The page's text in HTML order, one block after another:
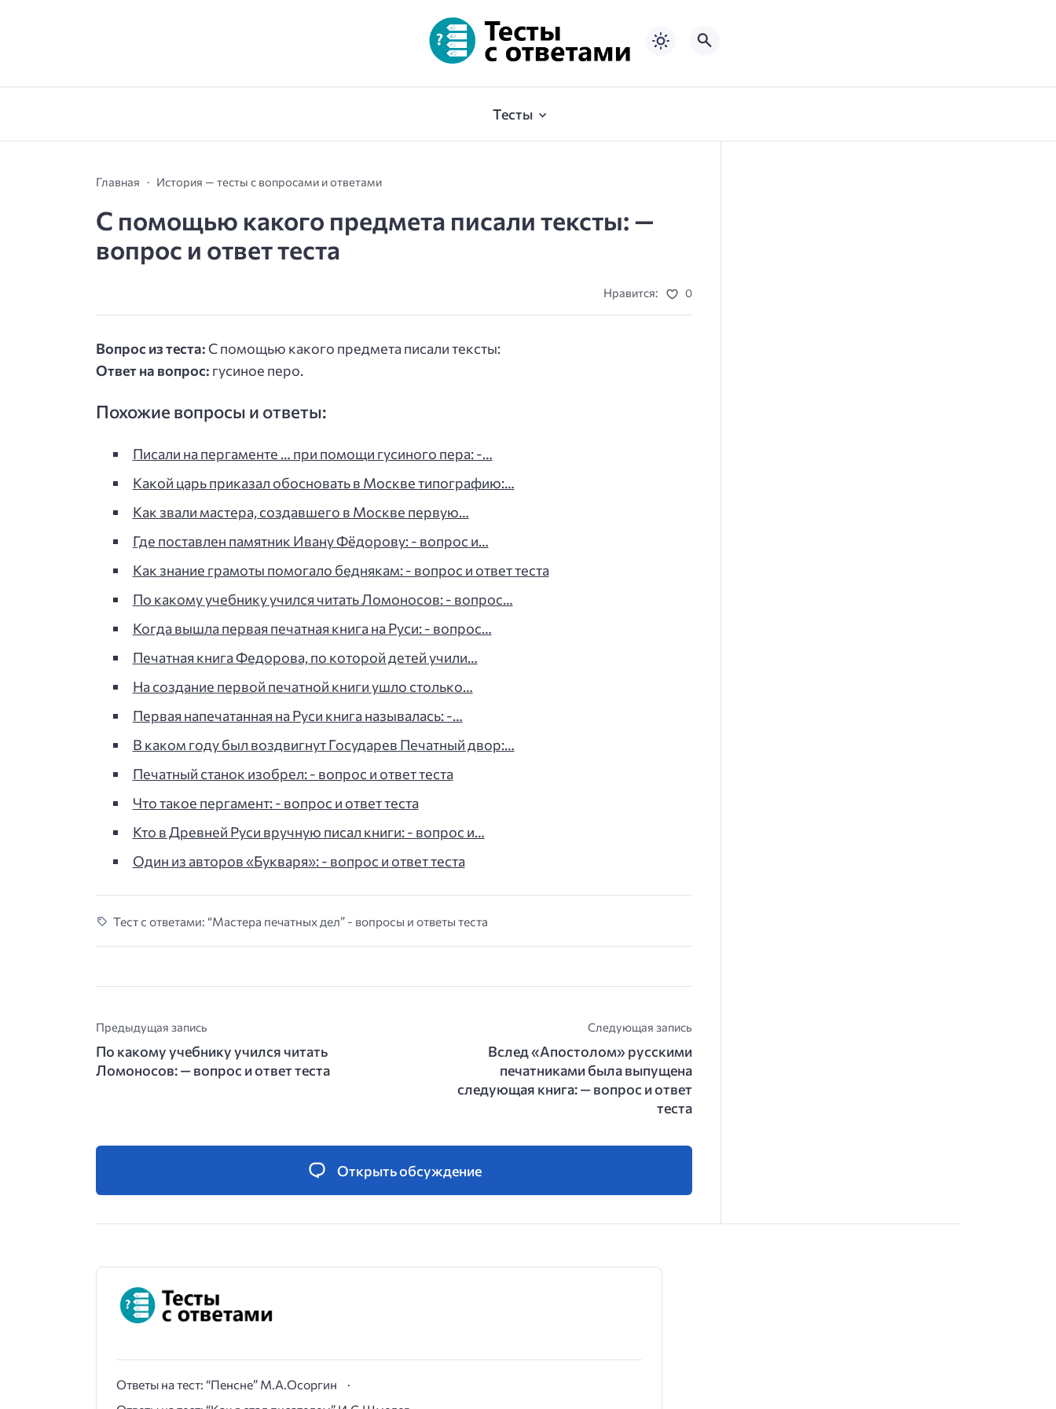
Тесты
Главная История — тесты с вопросами и ответами
С помощью какого предмета писали тексты: —
вопрос и ответ теста
Нравится: 0
Вопрос из теста: С помощью какого предмета писали тексты:
Ответ на вопрос: гусиное перо.
Похожие вопросы и ответы:
Писали на пергаменте … при помощи гусиного пера: -…
Какой царь приказал обосновать в Москве типографию:…
Как звали мастера, создавшего в Москве первую…
Где поставлен памятник Ивану Фёдорову: - вопрос и…
Как знание грамоты помогало беднякам: - вопрос и ответ теста
По какому учебнику учился читать Ломоносов: - вопрос…
Когда вышла первая печатная книга на Руси: - вопрос…
Печатная книга Федорова, по которой детей учили…
На создание первой печатной книги ушло столько…
Первая напечатанная на Руси книга называлась: -…
В каком году был воздвигнут Государев Печатный двор:…
Печатный станок изобрел: - вопрос и ответ теста
Что такое пергамент: - вопрос и ответ теста
Кто в Древней Руси вручную писал книги: - вопрос и…
Один из авторов «Букваря»: - вопрос и ответ теста
Тест с ответами: “Мастера печатных дел” - вопросы и ответы теста
Предыдущая запись
По какому учебнику учился читать
Ломоносов: — вопрос и ответ теста
Следующая запись
Вслед «Апостолом» русскими
печатниками была выпущена
следующая книга: — вопрос и ответ
теста
Открыть обсуждение
Ответы на тест: “Пенсне” М.А.Осоргин